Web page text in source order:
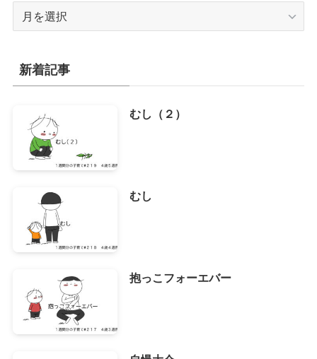
イ
ブ
新着記事
むし（２）
むし
抱っこフォーエバー